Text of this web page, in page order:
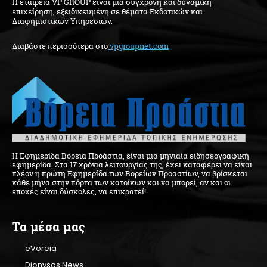
ειδικότερα το άρθρο 17,
της Ε.Ε.Τ.Α.Α. συμμετέχουν οι
6086204 Β΄ Βρεφονηπιακός
Σταθμός Λάδωνος 5Τηλέφωνα:
210 6537751, 210 6537752 Γ΄
Βρεφονηπιακός Σταθμός Πάρου 16
και ΔωδεκανήσουΤηλέφωνα: 210
6398900, 210 6006424 Δ΄
Βρεφονηπιακός Σταθμός Αισώπου
επιχείρηση, εξειδικευμένη σε θέματα Εκδοτικών και
Διαφημιστικών Υπηρεσιών.
Διαβάστε περισσότερα στovpgroupnet.com
Η Εφημερίδα Βόρεια Προάστια, είναι μια μηνιαία ειδησεογραφική
εφημερίδα. Στα 17 χρόνια λειτουργίας της, έχει καταφέρει να είναι
πλέον η πρώτη Εφημερίδα των Βορείων Προαστίων, να βρίσκεται
κάθε μήνα στην πόρτα των κατοίκων και να μπορεί, αν και οι
εποχές είναι δύσκολες, να επικρατεί!
Τα μέσα μας
eVoreia